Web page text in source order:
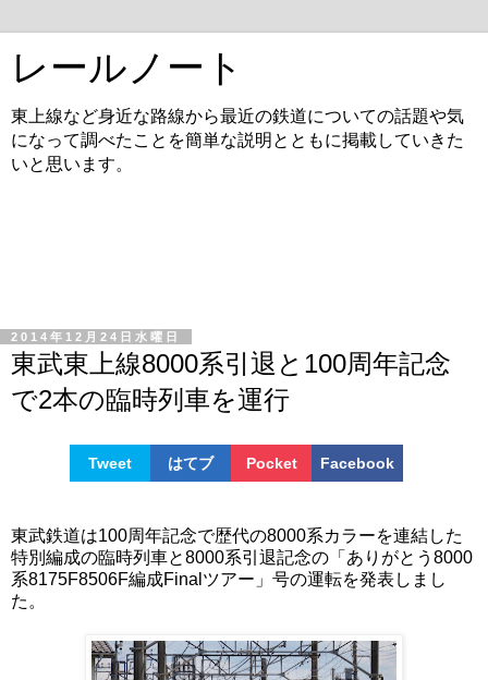
レールノート
東上線など身近な路線から最近の鉄道についての話題や気
になって調べたことを簡単な説明とともに掲載していきた
いと思います。
2014年12月24日水曜日
東武東上線8000系引退と100周年記念
で2本の臨時列車を運行
Tweet はてブ Pocket Facebook
東武鉄道は100周年記念で歴代の8000系カラーを連結した
特別編成の臨時列車と8000系引退記念の「ありがとう8000
系8175F8506F編成Finalツアー」号の運転を発表しまし
た。